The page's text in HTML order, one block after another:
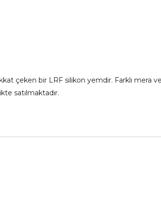
çeken bir LRF silikon yemdir. Farklı mera
satılmaktadır.